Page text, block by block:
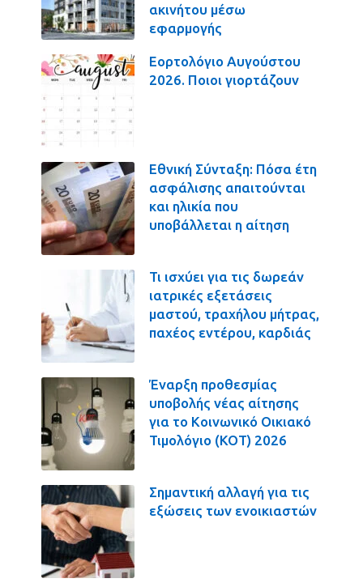
ακινήτου μέσω
εφαρμογής
Εορτολόγιο Αυγούστου
2026. Ποιοι γιορτάζουν
Εθνική Σύνταξη: Πόσα έτη
ασφάλισης απαιτούνται
και ηλικία που
υποβάλλεται η αίτηση
Τι ισχύει για τις δωρεάν
ιατρικές εξετάσεις
μαστού, τραχήλου μήτρας,
παχέος εντέρου, καρδιάς
Έναρξη προθεσμίας
υποβολής νέας αίτησης
για το Κοινωνικό Οικιακό
Τιμολόγιο (ΚΟΤ) 2026
Σημαντική αλλαγή για τις
εξώσεις των ενοικιαστών